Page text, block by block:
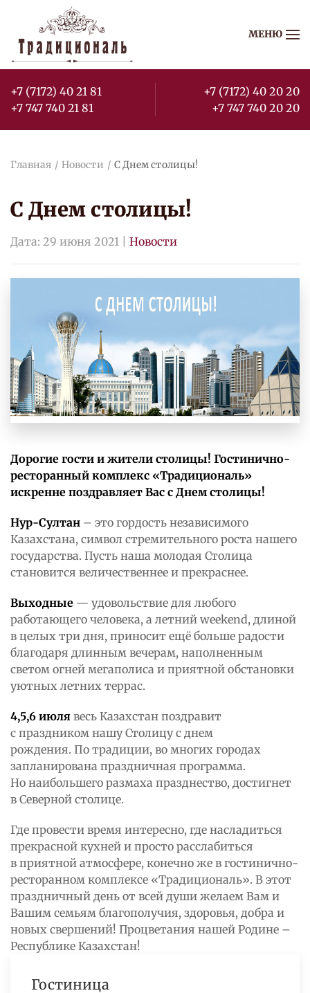
Перейти к содержимому МЕНЮ
+7 (7172) 40 21 81
+7 747 740 21 81
+7 (7172) 40 20 20
+7 747 740 20 20
Главная Новости С Днем столицы!
С Днем столицы!
Дата: 29 июня 2021 Новости
Дорогие гости и жители столицы! Гостинично-
ресторанный комплекс «Традициональ»
искренне поздравляет Вас с Днем столицы!
Нур-Султан – это гордость независимого
Казахстана, символ стремительного роста нашего
государства. Пусть наша молодая Столица
становится величественнее и прекраснее.
Выходные — удовольствие для любого
работающего человека, а летний weekend, длиной
в целых три дня, приносит ещё больше радости
благодаря длинным вечерам, наполненным
светом огней мегаполиса и приятной обстановки
уютных летних террас.
4,5,6 июля весь Казахстан поздравит
с праздником нашу Столицу с днем
рождения. По традиции, во многих городах
запланирована праздничная программа.
Но наибольшего размаха празднество, достигнет
в Северной столице.
Где провести время интересно, где насладиться
прекрасной кухней и просто расслабиться
в приятной атмосфере, конечно же в гостинично-
ресторанном комплексе «Традициональ». В этот
праздничный день от всей души желаем Вам и
Вашим семьям благополучия, здоровья, добра и
новых свершений! Процветания нашей Родине –
Республике Казахстан!
Гостиница